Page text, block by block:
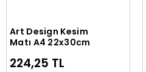
Sepete Ekle
Art Design Kesim
Matı A4 22x30cm
224,25 TL